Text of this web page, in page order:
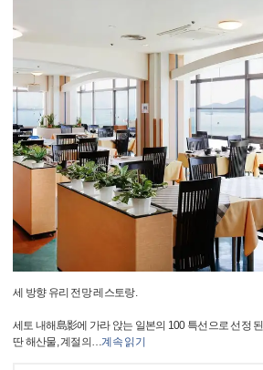
세 방향 유리 전망 레스토랑.
세토 내해島影에 가라 앉는 일본의 100 특선으로 선정
딴 해산물, 계절의 …계속 읽기